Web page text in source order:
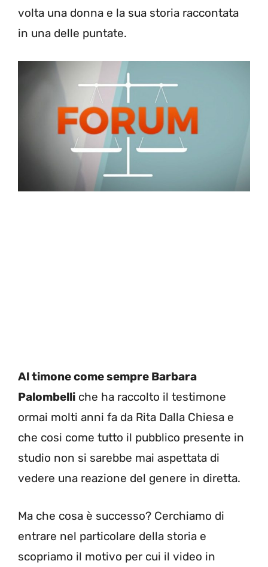
volta una donna e la sua storia raccontata
in una delle puntate.
Al timone come sempre Barbara
Palombelli che ha raccolto il testimone
ormai molti anni fa da Rita Dalla Chiesa e
che cosi come tutto il pubblico presente in
studio non si sarebbe mai aspettata di
vedere una reazione del genere in diretta.
Ma che cosa è successo? Cerchiamo di
entrare nel particolare della storia e
scopriamo il motivo per cui il video in